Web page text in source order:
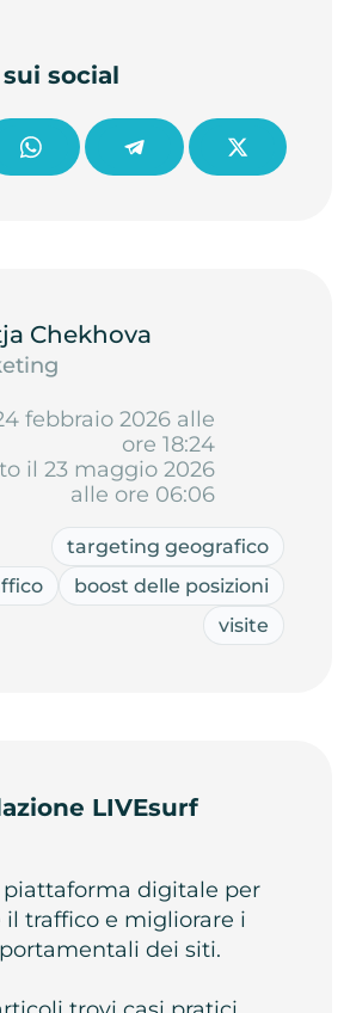
social
Chekhova
febbraio 2026 alle
ore 18:24
il 23 maggio 2026
alle ore 06:06
targeting geografico
boost delle posizioni
visite
LIVEsurf
digitale per
traffico e migliorare i
dei siti.